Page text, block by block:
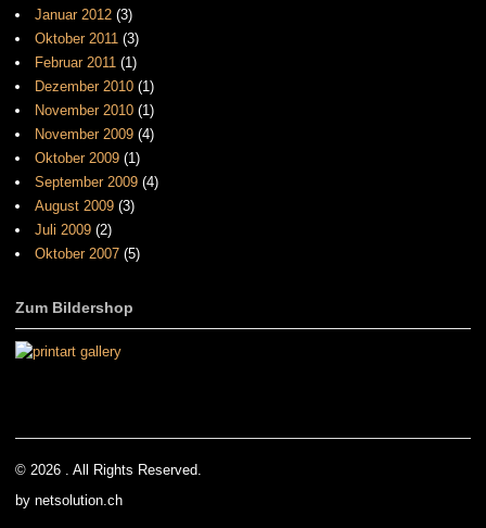
Januar 2012 (3)
Oktober 2011 (3)
Februar 2011 (1)
Dezember 2010 (1)
November 2010 (1)
November 2009 (4)
Oktober 2009 (1)
September 2009 (4)
August 2009 (3)
Juli 2009 (2)
Oktober 2007 (5)
Zum Bildershop
© 2026 . All Rights Reserved.
by netsolution.ch